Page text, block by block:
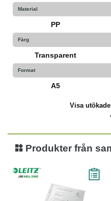
Material
PP
Färg
Transparent
Format
A5
Visa
Produkter från